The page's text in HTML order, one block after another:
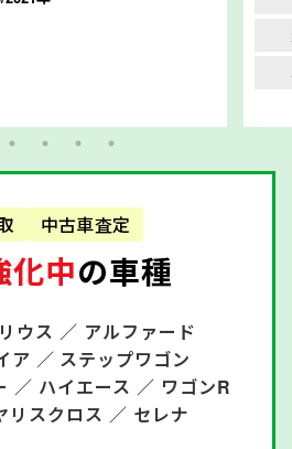
中古車査定
化中の車種
ウス ／ アルファード
ア ／ ステップワゴン
／ ハイエース ／ ワゴンR
リスクロス ／ セレナ